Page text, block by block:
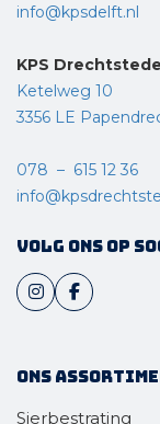
info@kpsdelft.nl
KPS
Ketelweg 10
3356 LE
078 – 615 12 36
Volg ons op
Ons
Sierbestrating